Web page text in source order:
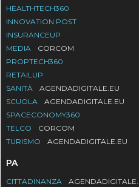
HEALTHTECH360
INNOVATION POST
INSURANCEUP
MEDIA
CORCOM
PROPTECH360
RETAILUP
SANITÀ
AGENDADIGITALE.EU
SCUOLA
AGENDADIGITALE.EU
SPACECONOMY360
TELCO
CORCOM
TURISMO
AGENDADIGITALE.EU
PA
CITTADINANZA